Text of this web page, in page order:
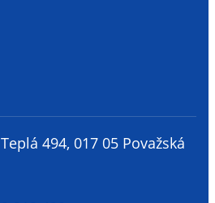
494, 017 05 Považská